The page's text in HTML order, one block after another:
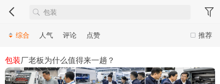
推荐
综合 人气 评论 点赞
包装厂老板为什么值得来一趟？